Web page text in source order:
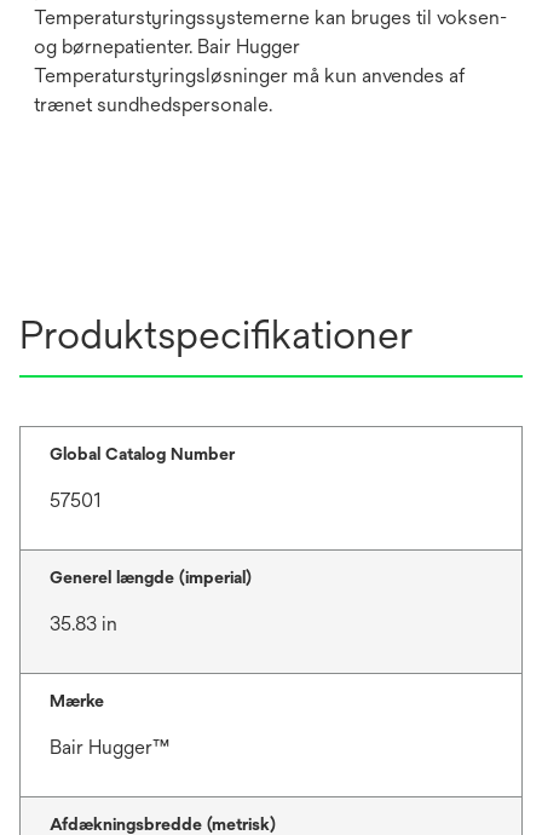
Temperaturstyringssystemerne kan bruges til voksen-
og børnepatienter. Bair Hugger
Temperaturstyringsløsninger må kun anvendes af
trænet sundhedspersonale.
Produktspecifikationer
Global Catalog Number
57501
Generel længde (imperial)
35.83 in
Mærke
Bair Hugger™
Afdækningsbredde (metrisk)